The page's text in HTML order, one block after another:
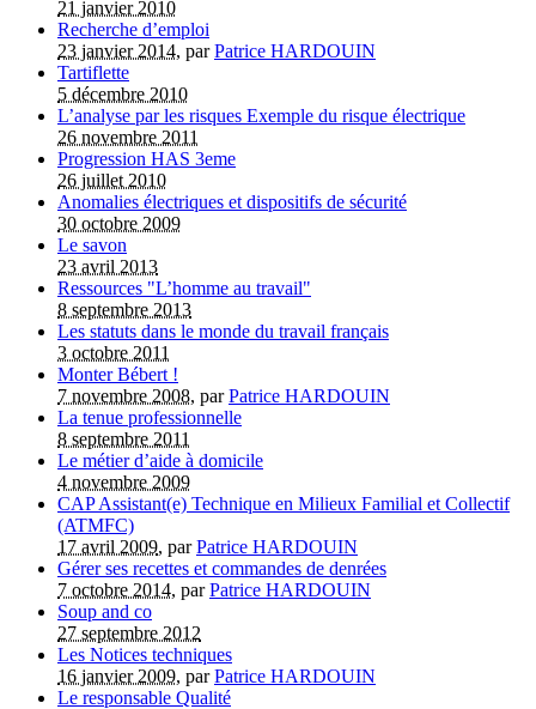
21 janvier 2010
Recherche d’emploi
23 janvier 2014, parPatrice HARDOUIN
Tartiflette
5 décembre 2010
L’analyse par les risques Exemple du risque électrique
26 novembre 2011
Progression HAS 3eme
26 juillet 2010
Anomalies électriques et dispositifs de sécurité
30 octobre 2009
Le savon
23 avril 2013
Ressources "L’homme au travail"
8 septembre 2013
Les statuts dans le monde du travail français
3 octobre 2011
Monter Bébert !
7 novembre 2008, parPatrice HARDOUIN
La tenue professionnelle
8 septembre 2011
Le métier d’aide à domicile
4 novembre 2009
CAP Assistant(e) Technique en Milieux Familial et Collectif
(ATMFC)
17 avril 2009, parPatrice HARDOUIN
Gérer ses recettes et commandes de denrées
7 octobre 2014, parPatrice HARDOUIN
Soup and co
27 septembre 2012
Les Notices techniques
16 janvier 2009, parPatrice HARDOUIN
Le responsable Qualité